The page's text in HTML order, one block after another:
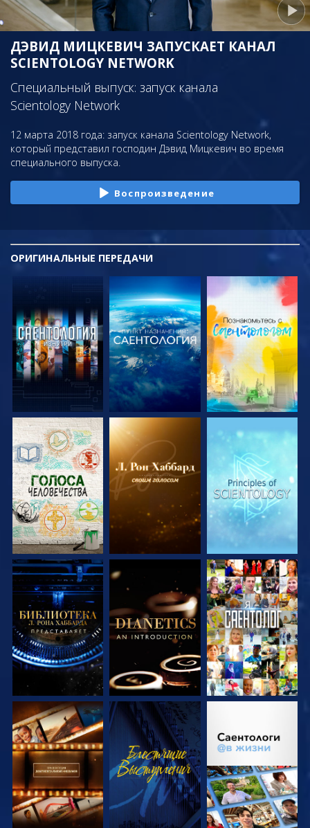
ДЭВИД МИЦКЕВИЧ ЗАПУСКАЕТ КАНАЛ
SCIENTOLOGY NETWORK
Специальный выпуск: запуск канала
Scientology Network
12 марта 2018 года: запуск канала Scientology Network,
который представил господин Дэвид Мицкевич во время
специального выпуска.
Воспроизведение
ОРИГИНАЛЬНЫЕ ПЕРЕДАЧИ
СМОТРЕТЬ
ПЕРЕДАЧИ
СМОТРЕТЬ
ПЕРЕДАЧИ
СМОТРЕТЬ
ПЕРЕДАЧИ
СМОТРЕТЬ
ПЕРЕДАЧИ
СМОТРЕТЬ
ПЕРЕДАЧИ
СМОТРЕТЬ
СМОТРЕТЬ
ПЕРЕДАЧИ
СМОТРЕТЬ
СМОТРЕТЬ